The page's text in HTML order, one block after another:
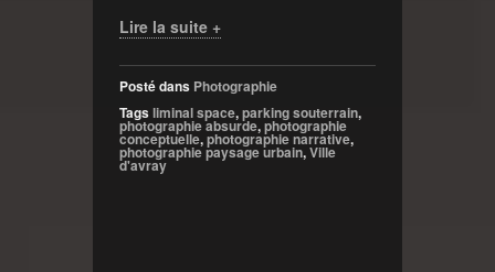
Lire la suite +
Posté dans Photographie
Tagsliminal space,parking souterrain,
photographie absurde,photographie
conceptuelle,photographie narrative,
photographie paysage urbain,Ville
d'avray